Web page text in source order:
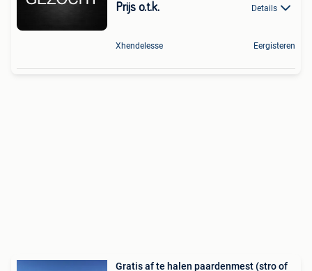
Prijs o.t.k. Details
Xhendelesse Eergisteren
Gratis af te halen paardenmest (stro of